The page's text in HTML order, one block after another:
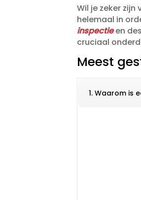
Wil je zeker
helemaal in
inspectieen
cruciaal
Meest
1. Waarom is